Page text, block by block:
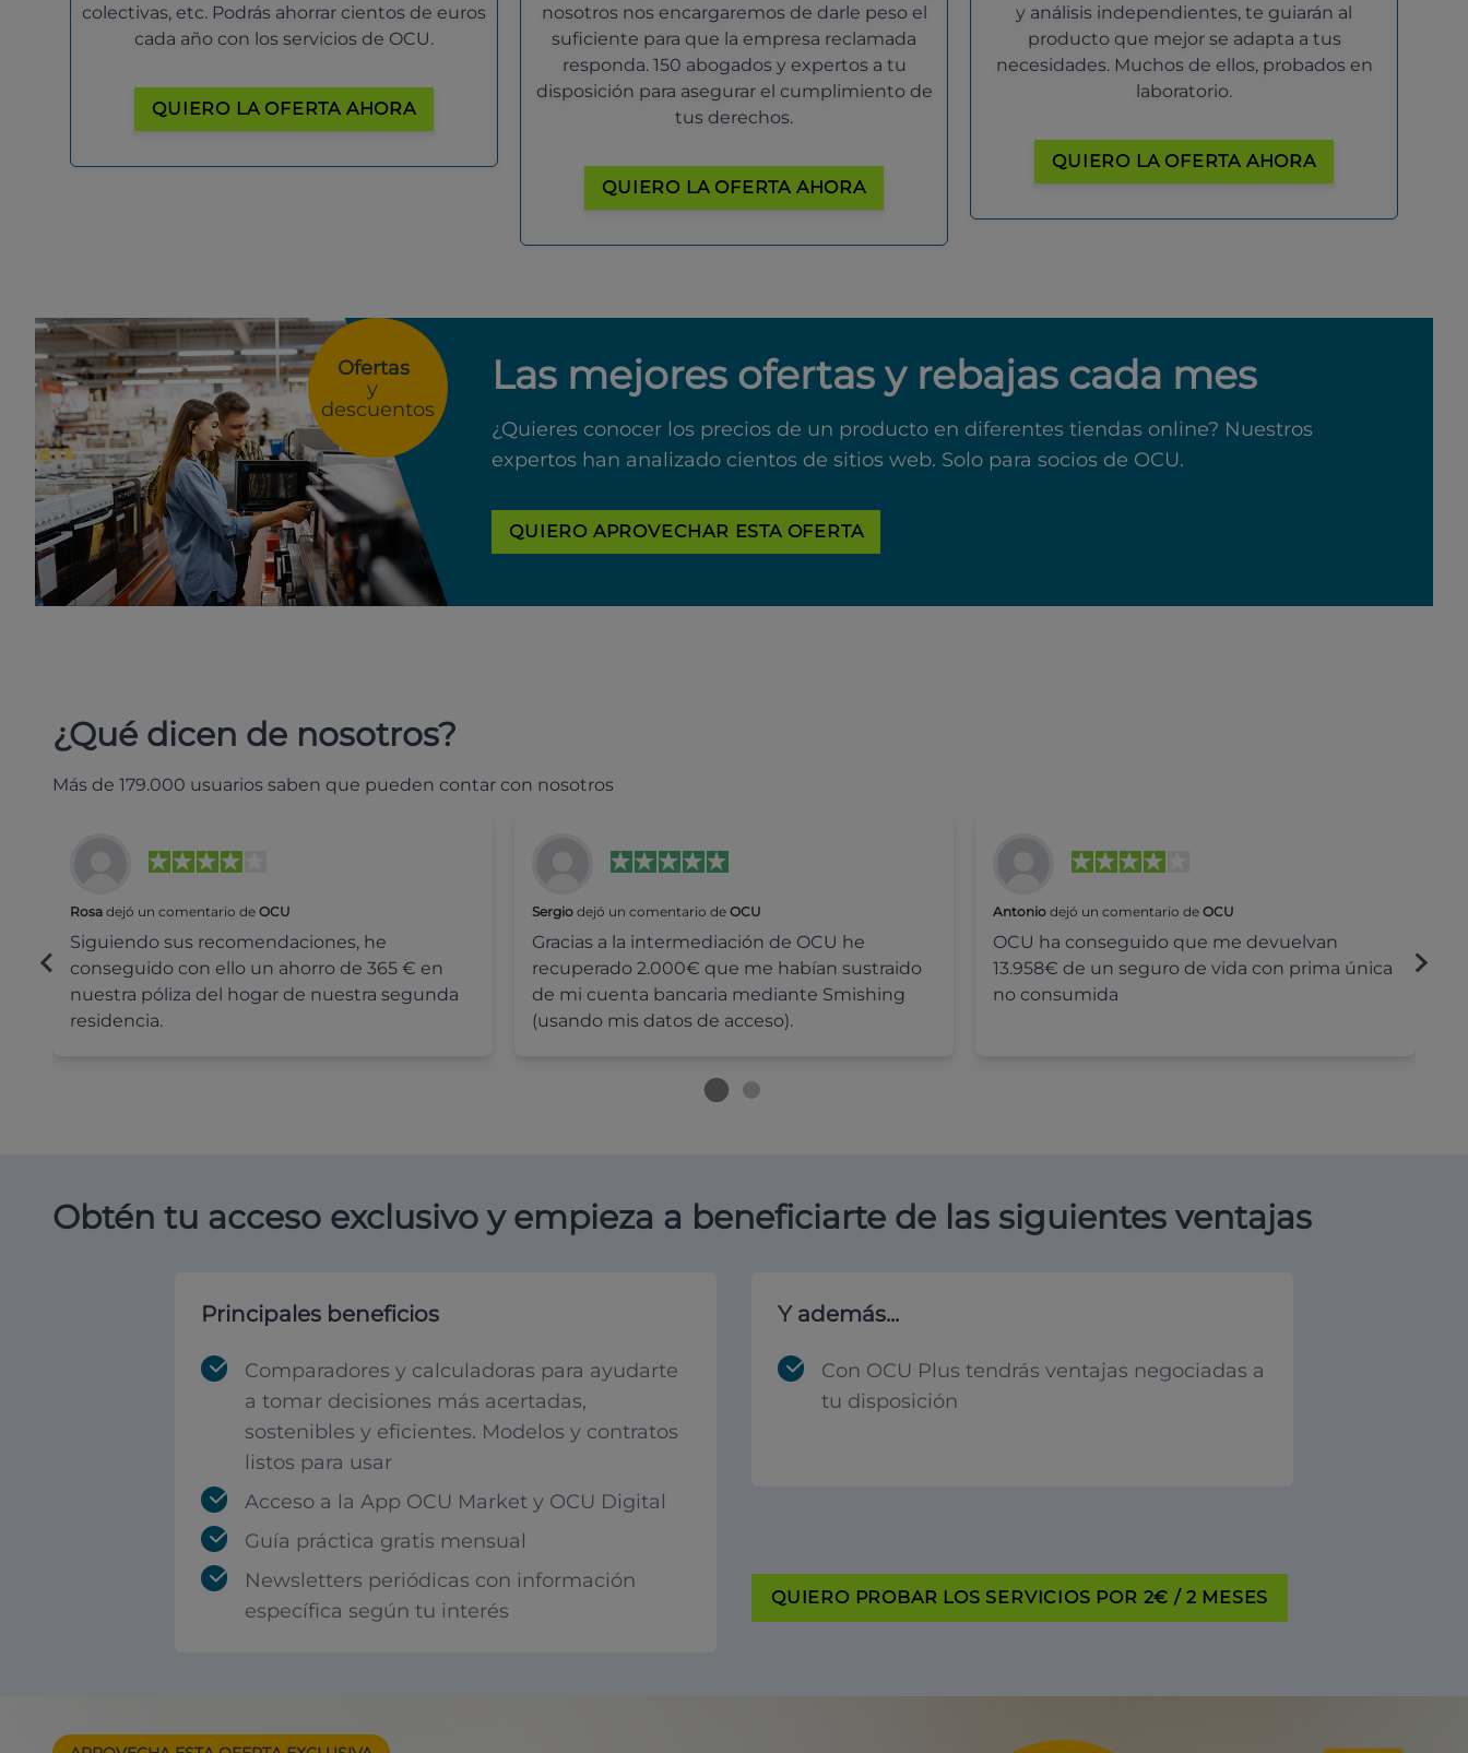
colectivas, etc. Podrás ahorrar cientos de euros
cada año con los servicios de OCU.
QUIERO LA OFERTA AHORA
nosotros nos encargaremos de darle peso el
suficiente para que la empresa reclamada
responda. 150 abogados y expertos a tu
disposición para asegurar el cumplimiento de
tus derechos.
QUIERO LA OFERTA AHORA
y análisis independientes, te guiarán al
producto que mejor se adapta a tus
necesidades. Muchos de ellos, probados en
laboratorio.
QUIERO LA OFERTA AHORA
Ofertas
y
descuentos
Las mejores ofertas y rebajas cada mes
¿Quieres conocer los precios de un producto en diferentes tiendas online? Nuestros
expertos han analizado cientos de sitios web. Solo para socios de OCU.
QUIERO APROVECHAR ESTA OFERTA
¿Qué dicen de nosotros?
Más de 179.000 usuarios saben que pueden contar con nosotros
Rosa dejó un comentario de OCU
Siguiendo sus recomendaciones, he
conseguido con ello un ahorro de 365 € en
nuestra póliza del hogar de nuestra segunda
residencia.
Sergiodejó un comentario de OCU
Gracias a la intermediación de OCU he
recuperado 2.000€ que me habían sustraido
de mi cuenta bancaria mediante Smishing
(usando mis datos de acceso).
Antonio dejó un comentario deOCU
OCU ha conseguido que me devuelvan
13.958€ de un seguro de vida con prima única
no consumida
Obtén tu acceso exclusivo y empieza a beneficiarte de las siguientes ventajas
Principales beneficios
Comparadores y calculadoras para ayudarte
a tomar decisiones más acertadas,
sostenibles y eficientes. Modelos y contratos
listos para usar
Acceso a la App OCU Market y OCU Digital
Guía práctica gratis mensual
Newsletters periódicas con información
específica según tu interés
Y además...
Con OCU Plus tendrás ventajas negociadas a
tu disposición
QUIERO PROBAR LOS SERVICIOS POR 2€ / 2 MESES